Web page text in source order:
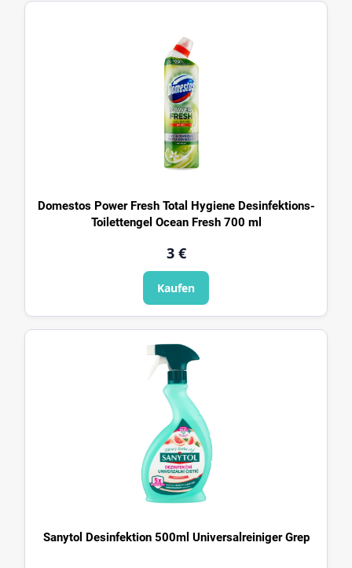
Domestos Power Fresh Total Hygiene Desinfektions-
Toilettengel Ocean Fresh 700 ml
3 €
Kaufen
Sanytol Desinfektion 500ml Universalreiniger Grep